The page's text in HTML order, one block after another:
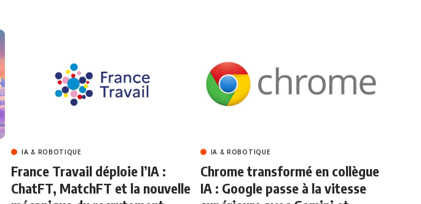
IA & ROBOTIQUE
France Travail déploie l’IA :
ChatFT, MatchFT et la nouvelle
IA & ROBOTIQUE
Chrome transformé en collègue
IA : Google passe à la vitesse